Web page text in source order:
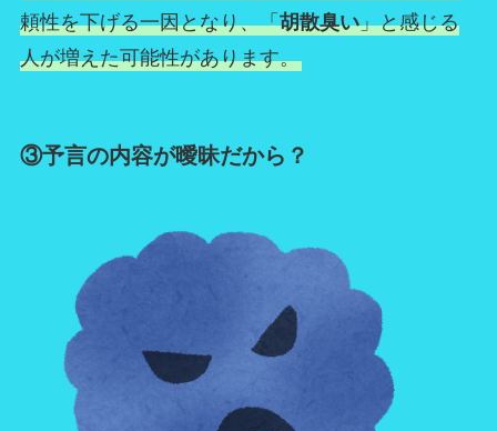
頼性を下げる一因となり、「胡散臭い」と感じる
人が増えた可能性があります。
③予言の内容が曖昧だから？